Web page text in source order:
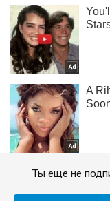
Ты еще не